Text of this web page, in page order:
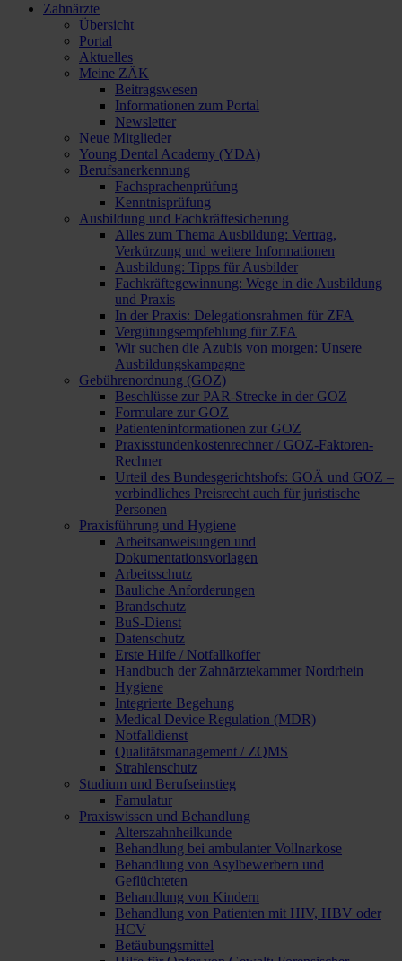
Zahnärzte
Übersicht
Portal
Aktuelles
Meine ZÄK
Beitragswesen
Informationen zum Portal
Newsletter
Neue Mitglieder
Young Dental Academy (YDA)
Berufsanerkennung
Fachsprachenprüfung
Kenntnisprüfung
Ausbildung und Fachkräftesicherung
Alles zum Thema Ausbildung: Vertrag,
Verkürzung und weitere Informationen
Ausbildung: Tipps für Ausbilder
Fachkräftegewinnung: Wege in die Ausbildung
und Praxis
In der Praxis: Delegationsrahmen für ZFA
Vergütungsempfehlung für ZFA
Wir suchen die Azubis von morgen: Unsere
Ausbildungskampagne
Gebührenordnung (GOZ)
Beschlüsse zur PAR-Strecke in der GOZ
Formulare zur GOZ
Patienteninformationen zur GOZ
Praxisstundenkostenrechner / GOZ-Faktoren-
Rechner
Urteil des Bundesgerichtshofs: GOÄ und GOZ –
verbindliches Preisrecht auch für juristische
Personen
Praxisführung und Hygiene
Arbeitsanweisungen und
Dokumentationsvorlagen
Arbeitsschutz
Bauliche Anforderungen
Brandschutz
BuS-Dienst
Datenschutz
Erste Hilfe / Notfallkoffer
Handbuch der Zahnärztekammer Nordrhein
Hygiene
Integrierte Begehung
Medical Device Regulation (MDR)
Notfalldienst
Qualitätsmanagement / ZQMS
Strahlenschutz
Studium und Berufseinstieg
Famulatur
Praxiswissen und Behandlung
Alterszahnheilkunde
Behandlung bei ambulanter Vollnarkose
Behandlung von Asylbewerbern und
Geflüchteten
Behandlung von Kindern
Behandlung von Patienten mit HIV, HBV oder
HCV
Betäubungsmittel